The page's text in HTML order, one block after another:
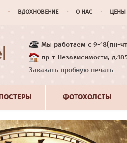
ВДОХНОВЕНИЕ О НАС ЦЕНЫ
Мы работаем с 9-18(пн-
пр-т Независимости,
Заказать пробную печать
ПОСТЕРЫ ФОТОХОЛСТЫ